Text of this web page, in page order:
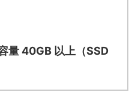
量 40GB 以上（SSD